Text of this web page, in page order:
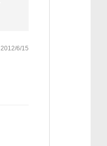
2012/6/15